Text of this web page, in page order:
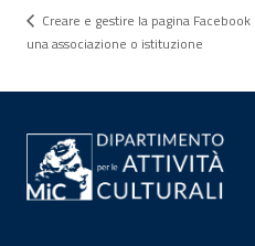
Creare e gestire la pagina Facebook
una associazione o istituzione